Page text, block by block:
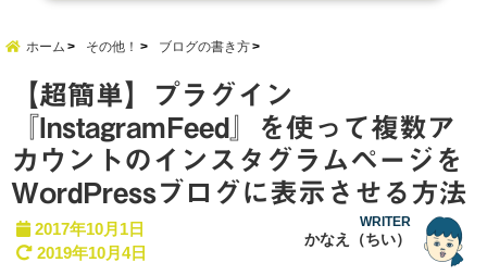
ホーム その他！ ブログの書き方
【超簡単】プラグイン
『InstagramFeed』を使って複数ア
カウントのインスタグラムページを
WordPressブログに表示させる方法
2017年10月1日
2019年10月4日
WRITER
かなえ（ちい）